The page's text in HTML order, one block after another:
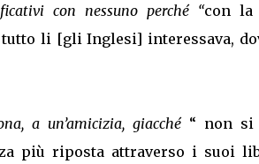
con nessuno perché “con la
li [gli Inglesi] interessava,
a un’amicizia, giacché “ non si
più riposta attraverso i suoi